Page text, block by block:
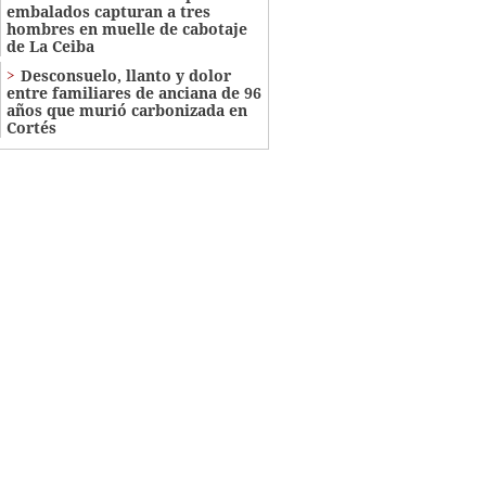
embalados capturan a tres
hombres en muelle de cabotaje
de La Ceiba
​​​​Desconsuelo, llanto y dolor
entre familiares de anciana de 96
años que murió carbonizada en
Cortés